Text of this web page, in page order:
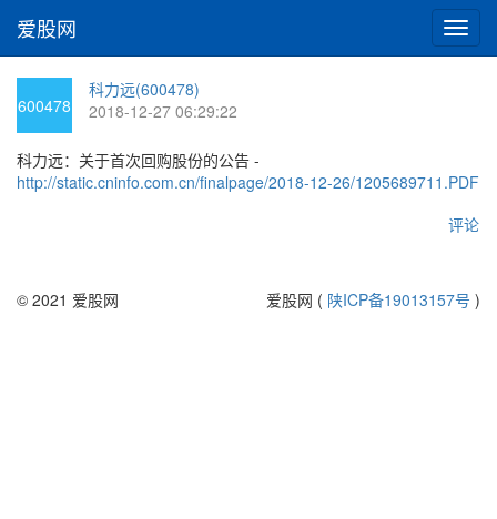
切
换
爱股网
600478
科力远(600478)
2018-12-27 06:29:22
科力远：关于首次回购股份的公告 -
http://static.cninfo.com.cn/finalpage/2018-12-26/1205689711.PDF
评论
© 2021 爱股网 爱股网 ( 陕ICP备19013157号 )